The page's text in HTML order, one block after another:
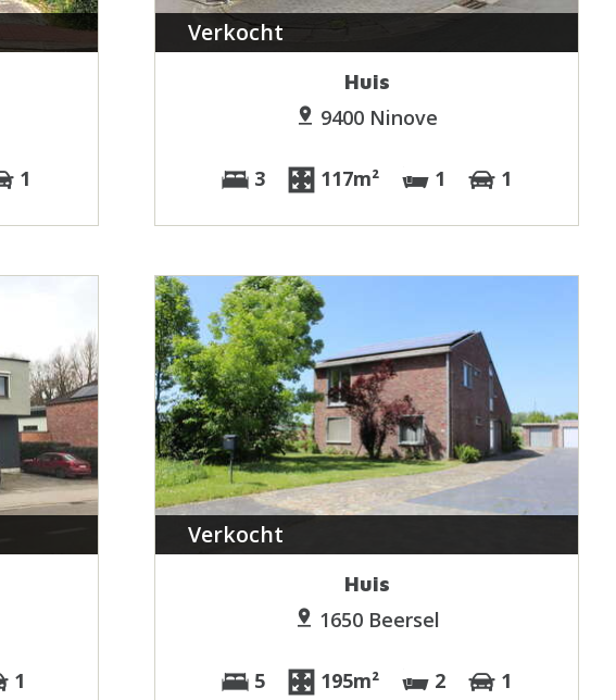
1
Verkocht
Huis
9400 Ninove
3 117m² 1 1
1
Verkocht
Huis
1650 Beersel
5 195m² 2 1